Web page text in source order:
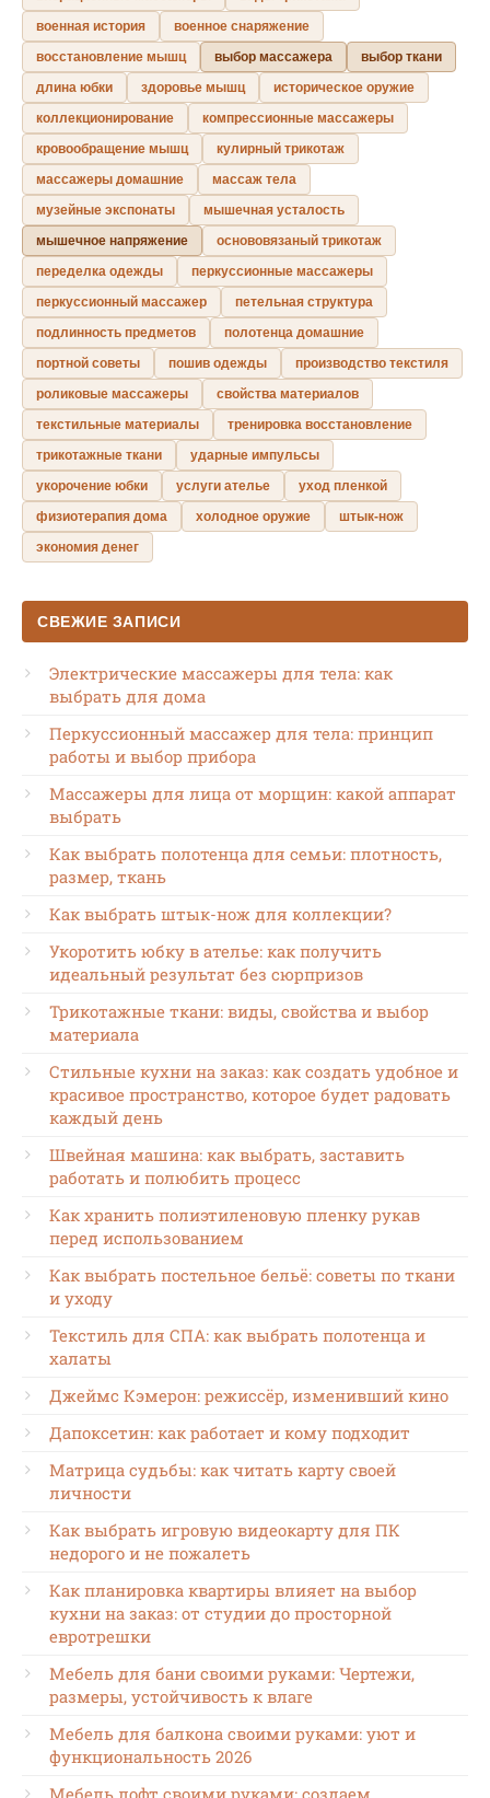
военная история
военное снаряжение
восстановление мышц
выбор массажера
выбор ткани
длина юбки
здоровье мышц
историческое оружие
коллекционирование
компрессионные массажеры
кровообращение мышц
кулирный трикотаж
массажеры домашние
массаж тела
музейные экспонаты
мышечная усталость
мышечное напряжение
основовязаный трикотаж
переделка одежды
перкуссионные массажеры
перкуссионный массажер
петельная структура
подлинность предметов
полотенца домашние
портной советы
пошив одежды
производство текстиля
роликовые массажеры
свойства материалов
текстильные материалы
тренировка восстановление
трикотажные ткани
ударные импульсы
укорочение юбки
услуги ателье
уход пленкой
физиотерапия дома
холодное оружие
штык-нож
экономия денег
СВЕЖИЕ ЗАПИСИ
Электрические массажеры для тела: как
выбрать для дома
Перкуссионный массажер для тела: принцип
работы и выбор прибора
Массажеры для лица от морщин: какой аппарат
выбрать
Как выбрать полотенца для семьи: плотность,
размер, ткань
Как выбрать штык-нож для коллекции?
Укоротить юбку в ателье: как получить
идеальный результат без сюрпризов
Трикотажные ткани: виды, свойства и выбор
материала
Стильные кухни на заказ: как создать удобное и
красивое пространство, которое будет радовать
каждый день
Швейная машина: как выбрать, заставить
работать и полюбить процесс
Как хранить полиэтиленовую пленку рукав
перед использованием
Как выбрать постельное бельё: советы по ткани
и уходу
Текстиль для СПА: как выбрать полотенца и
халаты
Джеймс Кэмерон: режиссёр, изменивший кино
Дапоксетин: как работает и кому подходит
Матрица судьбы: как читать карту своей
личности
Как выбрать игровую видеокарту для ПК
недорого и не пожалеть
Как планировка квартиры влияет на выбор
кухни на заказ: от студии до просторной
евротрешки
Мебель для бани своими руками: Чертежи,
размеры, устойчивость к влаге
Мебель для балкона своими руками: уют и
функциональность 2026